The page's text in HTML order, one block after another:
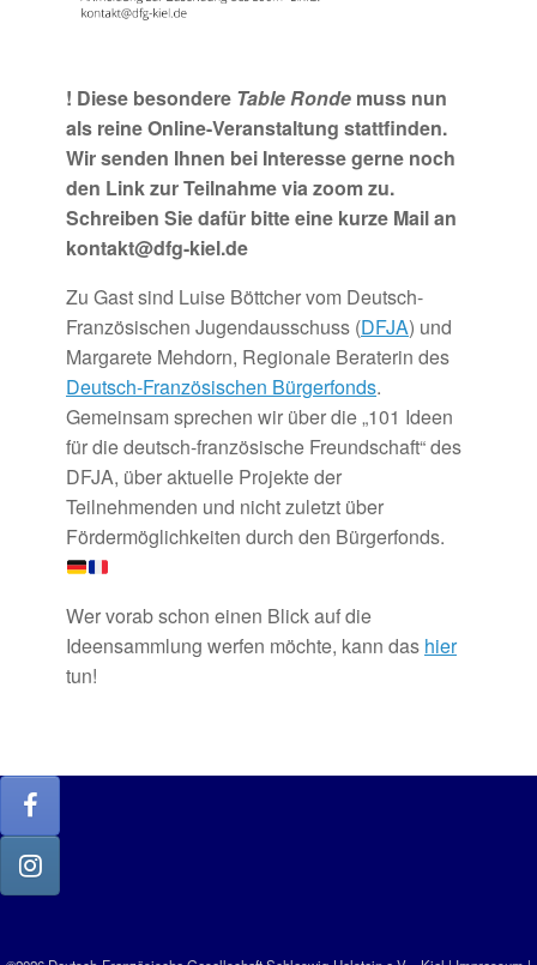
! Diese besondere Table Ronde muss nun
als reine Online-Veranstaltung stattfinden.
Wir senden Ihnen bei Interesse gerne noch
den Link zur Teilnahme via zoom zu.
Schreiben Sie dafür bitte eine kurze Mail an
kontakt@dfg-kiel.de
Zu Gast sind Luise Böttcher vom Deutsch-
Französischen Jugendausschuss (DFJA) und
Margarete Mehdorn, Regionale Beraterin des
Deutsch-Französischen Bürgerfonds.
Gemeinsam sprechen wir über die „101 Ideen
für die deutsch-französische Freundschaft“ des
DFJA, über aktuelle Projekte der
Teilnehmenden und nicht zuletzt über
Fördermöglichkeiten durch den Bürgerfonds.
Wer vorab schon einen Blick auf die
Ideensammlung werfen möchte, kann das hier
tun!